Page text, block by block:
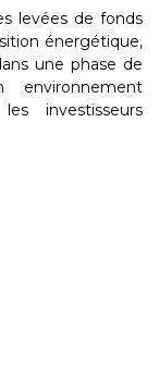
levées de fonds
énergétique,
une phase de
environnement
investisseurs